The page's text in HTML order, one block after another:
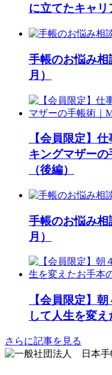
に立てたキャリ
手帳のお悩み相
月）
【会員限定】
キングマザー
（後編）
手帳のお悩み相
月）
【会員限定】
して人生を変え
さらに記事を見る